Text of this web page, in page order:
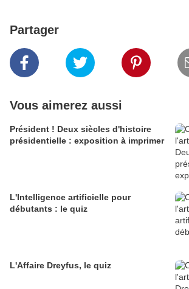
Partager
Vous aimerez aussi
Président ! Deux siècles d'histoire
présidentielle : exposition à imprimer
L'Intelligence artificielle pour
débutants : le quiz
L'Affaire Dreyfus, le quiz